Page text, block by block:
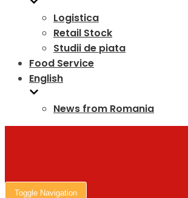
Logistica
Retail Stock
Studii de piata
Food Service
English
News from Romania
Toggle Navigation